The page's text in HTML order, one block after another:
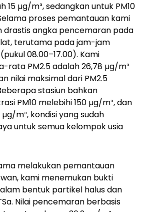
15 µg/m³, sedangkan untuk PM10
proses pemantauan kami
drastis angka pencemaran pada
terutama pada jam-jam
08.00–17.00). Kami
rata PM2.5 adalah 26,78 µg/m³
nilai maksimal dari PM2.5
stasiun bahkan
PM10 melebihi 150 µg/m³, dan
µg/m³, kondisi yang sudah
untuk semua kelompok usia
melakukan pemantauan
kami menemukan bukti
bentuk partikel halus dan
Nilai pencemaran berbasis